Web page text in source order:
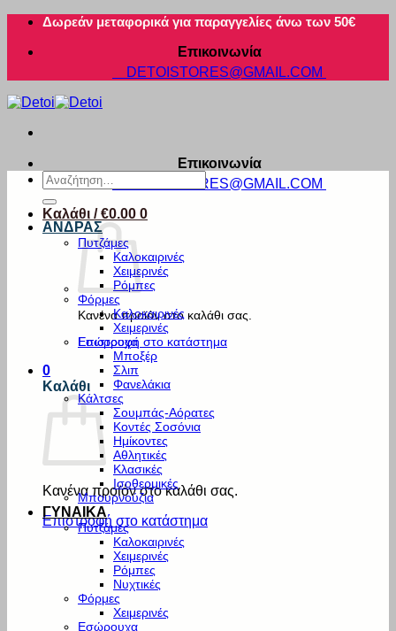
Μετάβαση
περιεχόμενο
Δωρεάν μεταφορικά για παραγγελίες άνω των 50€
Επικοινωνία
DETOISTORES@GMAIL.COM
Επικοινωνία
DETOISTORES@GMAIL.COM
Καλάθι /€0.00 0
Κανένα προϊόν στο καλάθι σας.
Επιστροφή στο κατάστημα
0
Καλάθι
Κανένα προϊόν στο καλάθι σας.
Επιστροφή στο κατάστημα
Αναζήτηση
για:
ΑΝΔΡΑΣ
Πυτζάμες
Καλοκαιρινές
Χειμερινές
Ρόμπες
Φόρμες
Καλοκαιρινές
Χειμερινές
Εσώρουχα
Μποξέρ
Σλιπ
Φανελάκια
Κάλτσες
Σουμπάς-Αόρατες
Κοντές Σοσόνια
Ημίκοντες
Αθλητικές
Κλασικές
Ισοθερμικές
Μπουρνούζια
ΓΥΝΑΙΚΑ
Πυτζάμες
Καλοκαιρινές
Χειμερινές
Ρόμπες
Νυχτικές
Φόρμες
Χειμερινές
Εσώρουχα